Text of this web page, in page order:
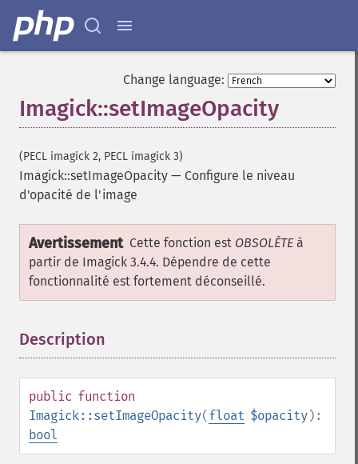
Change language:
Imagick::setImageOpacity
(PECL imagick 2, PECL imagick 3)
Imagick::setImageOpacity — Configure le niveau
d'opacité de l'image
Avertissement Cette fonction est OBSOLÈTEà
partir de Imagick 3.4.4. Dépendre de cette
fonctionnalité est fortement déconseillé.
Description
public function
Imagick::setImageOpacity(float $opacity):
bool
getImageHistogram
getImageInterlaceScheme
getImageIterations
getImageLength
getImageMimeType
getImagePage
getImagePixelColor
getImageProfile
getImageProperty
getImageRedPrimary
getImageRegion
getImagesBlob
getImageTicksPerSecond
getImageTotalInkDensity
getImageType